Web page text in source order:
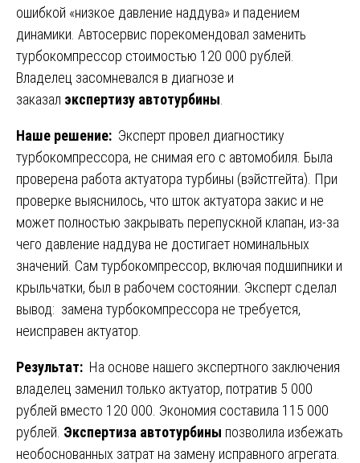
ошибкой «низкое давление наддува» и падением
динамики. Автосервис порекомендовал заменить
турбокомпрессор стоимостью 120 000 рублей.
Владелец засомневался в диагнозе и
заказал экспертизу автотурбины
Наше решение: Эксперт провел диагностику
турбокомпрессора, не снимая его с автомобиля. Была
проверена работа актуатора турбины (вэйстгейта). При
проверке выяснилось, что шток актуатора закис и не
может полностью закрывать перепускной клапан, из-за
чего давление наддува не достигает номинальных
значений. Сам турбокомпрессор, включая подшипники и
крыльчатки, был в рабочем состоянии. Эксперт сделал
вывод: замена турбокомпрессора не требуется,
неисправен актуатор.
Результат: На основе нашего экспертного заключения
владелец заменил только актуатор, потратив 5 000
рублей вместо 120 000. Экономия составила 115 000
рублей. Экспертиза автотурбины позволила избежать
необоснованных затрат на замену исправного агрегата.